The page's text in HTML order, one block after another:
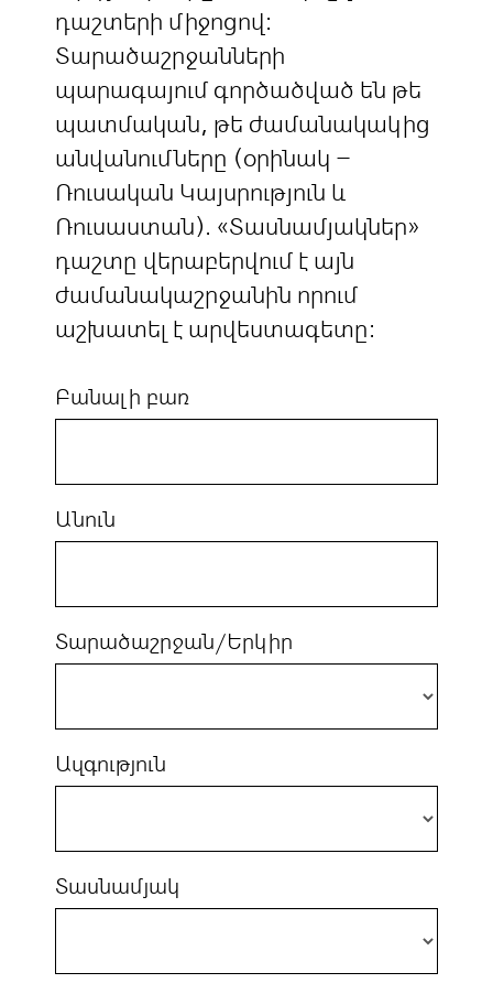
դաշտերի միջոցով:
Տարածաշրջանների
պարագայում գործածված են թե
պատմական, թե ժամանակակից
անվանումները (օրինակ –
Ռուսական Կայսրություն և
Ռուսաստան). «Տասնամյակներ»
դաշտը վերաբերվում է այն
ժամանակաշրջանին որում
աշխատել է արվեստագետը:
Բանալի բառ
Անուն
Տարածաշրջան/Երկիր
Ազգություն
Տասնամյակ